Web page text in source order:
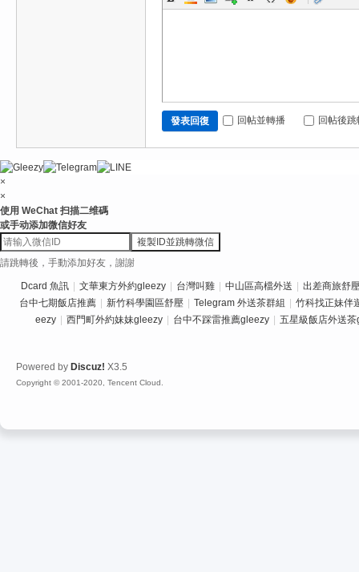
發表回復 回帖並轉播 回帖後
×
×
使用 WeChat 扫描二维碼
或手动添加微信好友
複製ID並跳轉微信
請跳轉後，手動添加好友，謝謝
Dcard 魚訊 文華東方外約gleezy 台灣叫雞 中山區高檔外送
出差商旅舒
台中七期飯店推薦
新竹科學園區舒壓 Telegram 外送茶群組
竹科找正妹伴
eezy
西門町外約妹妹gleezy 台中不踩雷推薦gleezy 五星級飯店外送
Powered by Discuz! X3.5
Copyright © 2001-2020, Tencent Cloud.